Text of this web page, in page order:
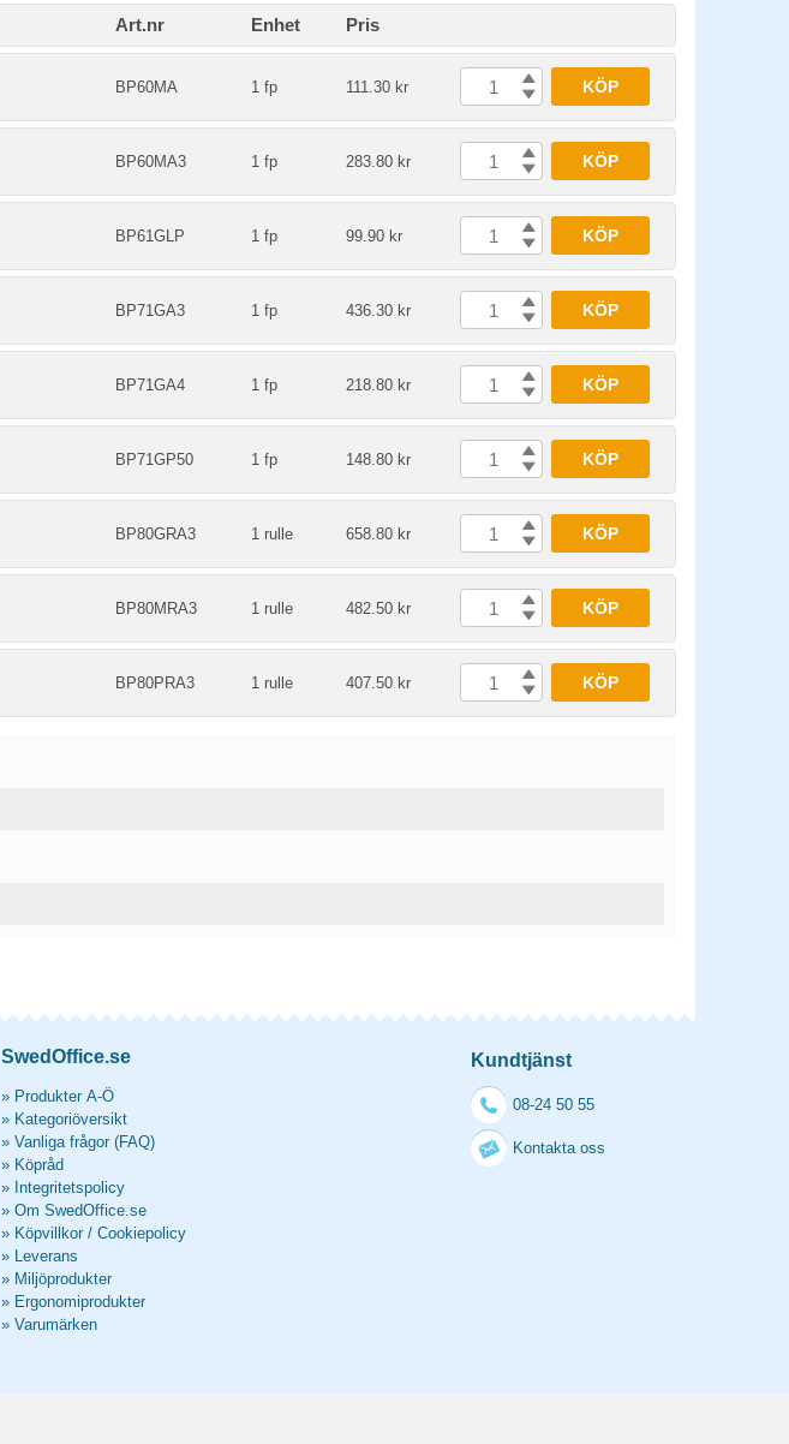
Art.nr Enhet Pris
BP60MA 1 fp 111.30 kr KÖP
BP60MA3 1 fp 283.80 kr KÖP
BP61GLP 1 fp 99.90 kr KÖP
BP71GA3 1 fp 436.30 kr KÖP
BP71GA4 1 fp 218.80 kr KÖP
BP71GP50 1 fp 148.80 kr KÖP
BP80GRA3 1 rulle 658.80 kr KÖP
BP80MRA3 1 rulle 482.50 kr KÖP
BP80PRA3 1 rulle 407.50 kr KÖP
SwedOffice.se
» Produkter A-Ö
» Kategoriöversikt
» Vanliga frågor (FAQ)
» Köpråd
» Integritetspolicy
» Om SwedOffice.se
» Köpvillkor / Cookiepolicy
» Leverans
» Miljöprodukter
» Ergonomiprodukter
» Varumärken
Kundtjänst
08-24 50 55
Kontakta oss